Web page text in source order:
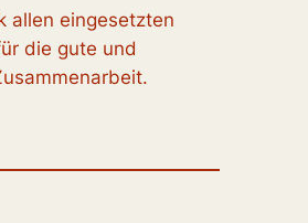
allen eingesetzten
die gute und